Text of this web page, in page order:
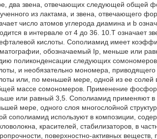
два звена, отвечающих следующей общей
из лактама, и звена, отвечающего
число атомов углерода диамина и b
в интервале от 4 до 36. 10.Т означает
кислоты. Сополиамид имеет
обозначаемый Ip, меньше или
поликонденсации следующих
и необязательно мономера,
или, по меньшей мере, одной из ее
массе сомономеров. Применение
или равный 3,5. Сополиамид применяют в
мере, одного слоя многослойной
сополиамид используют в композиции,
красителей, стабилизаторов, в
поверхностно-активных веществ,